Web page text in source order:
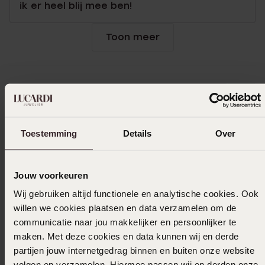
Toestemming Details Over
Jouw voorkeuren
Wij gebruiken altijd functionele en analytische cookies. Ook
willen we cookies plaatsen en data verzamelen om de
communicatie naar jou makkelijker en persoonlijker te
maken. Met deze cookies en data kunnen wij en derde
partijen jouw internetgedrag binnen en buiten onze website
ik er heel blij mee ben!
Toon meer
Ook leuk voor jou